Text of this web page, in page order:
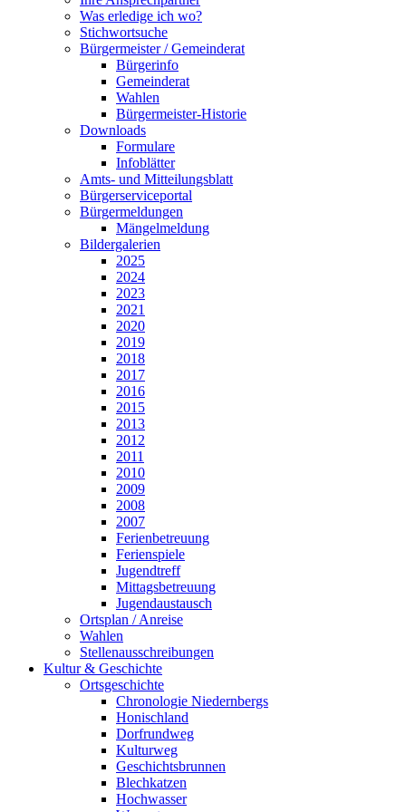
Was erledige ich wo?
Stichwortsuche
Bürgermeister / Gemeinderat
Bürgerinfo
Gemeinderat
Wahlen
Bürgermeister-Historie
Downloads
Formulare
Infoblätter
Amts- und Mitteilungsblatt
Bürgerserviceportal
Bürgermeldungen
Mängelmeldung
Bildergalerien
2025
2024
2023
2021
2020
2019
2018
2017
2016
2015
2013
2012
2011
2010
2009
2008
2007
Ferienbetreuung
Ferienspiele
Jugendtreff
Mittagsbetreuung
Jugendaustausch
Ortsplan / Anreise
Wahlen
Stellenausschreibungen
Kultur & Geschichte
Ortsgeschichte
Chronologie Niedernbergs
Honischland
Dorfrundweg
Kulturweg
Geschichtsbrunnen
Blechkatzen
Hochwasser